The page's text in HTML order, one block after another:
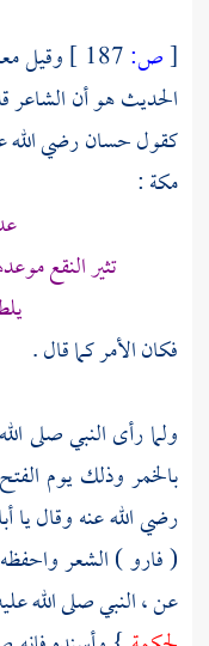
[ص:
وقيل
الحديث هو أن الشاعر
كقولحسانرضي
مكة:
تثير النقع
فكان الأمر كما قال .
ولما رأى النبي صلى
بالخمر وذلك يوم
رضي الله عنه وقال يا
( فارو ) الشعر
عن ، النبي صلى الله